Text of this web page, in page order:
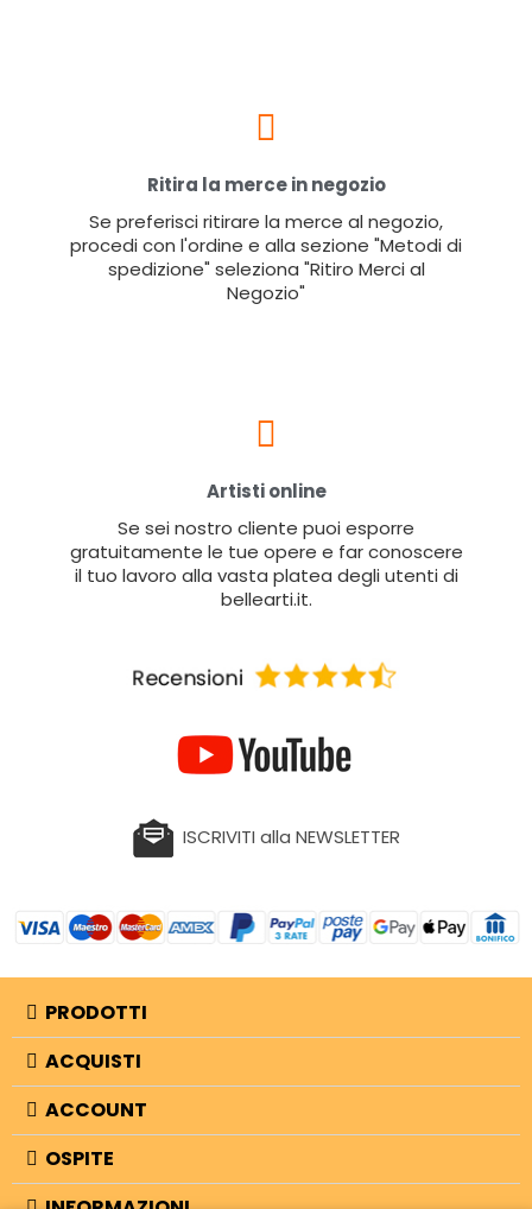
Ritira la merce in negozio
Se preferisci ritirare la merce al negozio,
procedi con l'ordine e alla sezione "Metodi di
spedizione" seleziona "Ritiro Merci al
Negozio"
Artisti online
Se sei nostro cliente puoi esporre
gratuitamente le tue opere e far conoscere
il tuo lavoro alla vasta platea degli utenti di
bellearti.it.
ISCRIVITI alla NEWSLETTER
PRODOTTI
ACQUISTI
ACCOUNT
OSPITE